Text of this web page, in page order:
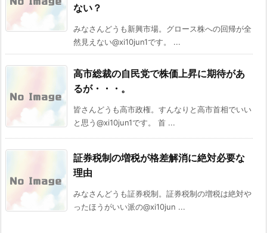
ない？
みなさんどうも新興市場。グロース株への回帰が全
然見えない@xi10jun1です。 ...
高市総裁の自民党で株価上昇に期待があ
るが・・・。
皆さんどうも高市政権。すんなりと高市首相でいい
と思う@xi10jun1です。 首 ...
証券税制の増税が格差解消に絶対必要な
理由
みなさんどうも証券税制。証券税制の増税は絶対や
ったほうがいい派の@xi10jun ...